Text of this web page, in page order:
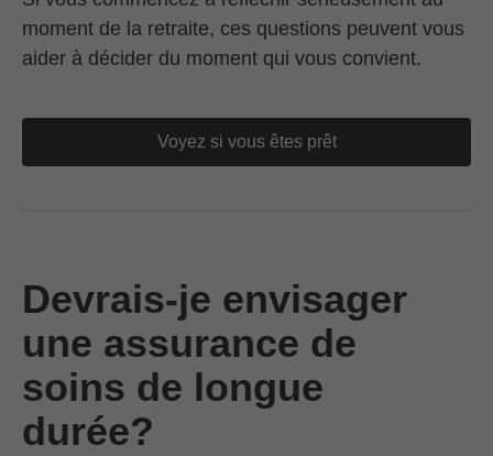
moment de la retraite, ces questions peuvent vous
aider à décider du moment qui vous convient.
Voyez si vous êtes prêt
Devrais-je envisager
une assurance de
soins de longue
durée?